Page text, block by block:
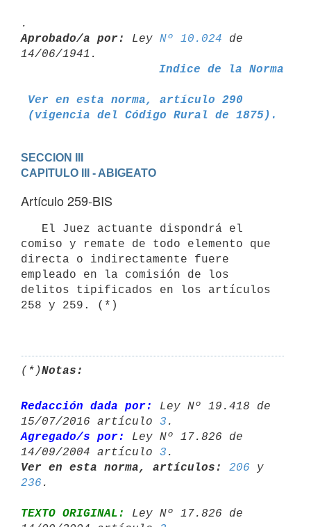
Aprobado/a por:
Ley Nº 10.024 de
Indice de la Norma
Ver en esta norma, artículo 290
(vigencia del Código Rural de 1875).
SECCION III
CAPITULO III - ABIGEATO
Artículo 259-BIS
comiso y remate de todo elemento que
directa o indirectamente fuere
empleado en la comisión de los
delitos tipificados en los artículos
258 y 259. (*)
(*)Notas:
Redacción dada por:
Ley Nº 19.418 de
15/07/2016 artículo 3
Agregado/s por:
Ley Nº 17.826 de
14/09/2004 artículo 3
Ver en esta norma, artículos:
206
236
TEXTO ORIGINAL:
Ley Nº 17.826 de